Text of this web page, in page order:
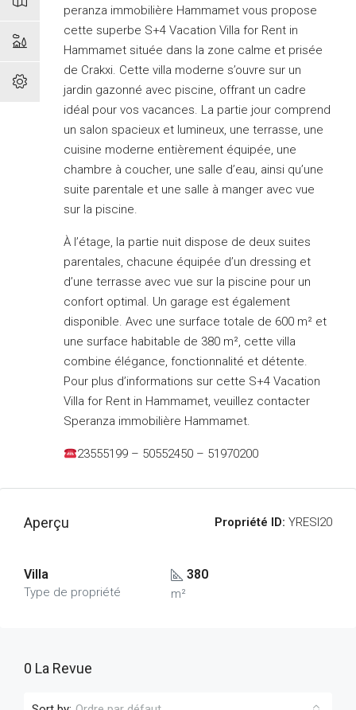
peranza immobilière Hammamet vous propose
cette superbe S+4 Vacation Villa for Rent in
Hammamet située dans la zone calme et prisée
de Crakxi. Cette villa moderne s’ouvre sur un
jardin gazonné avec piscine, offrant un cadre
idéal pour vos vacances. La partie jour comprend
un salon spacieux et lumineux, une terrasse, une
cuisine moderne entièrement équipée, une
chambre à coucher, une salle d’eau, ainsi qu’une
suite parentale et une salle à manger avec vue
sur la piscine.
À l’étage, la partie nuit dispose de deux suites
parentales, chacune équipée d’un dressing et
d’une terrasse avec vue sur la piscine pour un
confort optimal. Un garage est également
disponible. Avec une surface totale de 600 m² et
une surface habitable de 380 m², cette villa
combine élégance, fonctionnalité et détente.
Pour plus d’informations sur cette S+4 Vacation
Villa for Rent in Hammamet, veuillez contacter
Speranza immobilière Hammamet.
23555199 – 50552450 – 51970200
Aperçu Propriété ID: YRESI20
Villa
Type de propriété
380
m²
0 La Revue